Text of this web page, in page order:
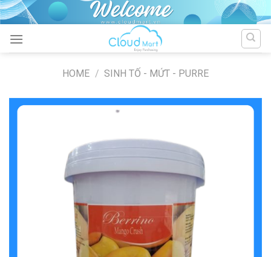
Skip
to
content
HOME / SINH TỐ - MỨT - PURRE